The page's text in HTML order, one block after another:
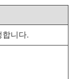
니다.